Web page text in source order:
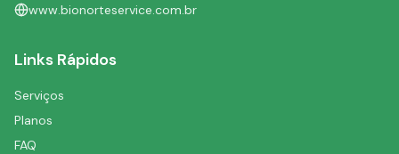
www.bionorteservice.com.br
Links Rápidos
Serviços
Planos
FAQ